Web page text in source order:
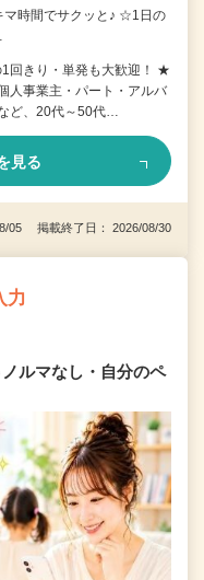
マ時間でサクッと♪ ☆1日の
回きり・単発も大歓迎！ ★
人事業主・パート・アルバ
ど、20代～50代…
見る
05 掲載終了日： 2026/08/30
力
ルマなし・自分のペ